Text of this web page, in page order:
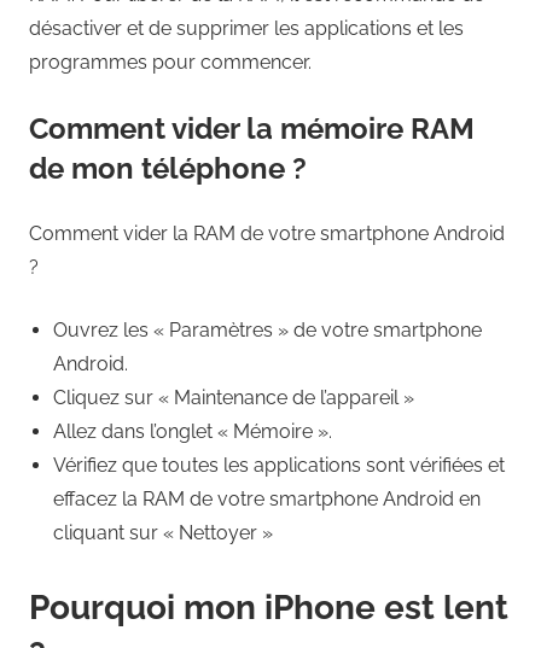
désactiver et de supprimer les applications et les
programmes pour commencer.
Comment vider la mémoire RAM
de mon téléphone ?
Comment vider la RAM de votre smartphone Android
?
Ouvrez les « Paramètres » de votre smartphone
Android.
Cliquez sur « Maintenance de l’appareil »
Allez dans l’onglet « Mémoire ».
Vérifiez que toutes les applications sont vérifiées et
effacez la RAM de votre smartphone Android en
cliquant sur « Nettoyer »
Pourquoi mon iPhone est lent